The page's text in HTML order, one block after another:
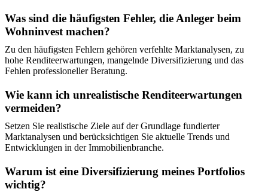
Was sind die häufigsten Fehler, die Anleger beim
Wohninvest machen?
Zu den häufigsten Fehlern gehören verfehlte Marktanalysen, zu
hohe Renditeerwartungen, mangelnde Diversifizierung und das
Fehlen professioneller Beratung.
Wie kann ich unrealistische Renditeerwartungen
vermeiden?
Setzen Sie realistische Ziele auf der Grundlage fundierter
Marktanalysen und berücksichtigen Sie aktuelle Trends und
Entwicklungen in der Immobilienbranche.
Warum ist eine Diversifizierung meines Portfolios
wichtig?